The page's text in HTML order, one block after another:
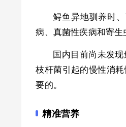
鲟鱼异地驯养时
病、真菌性疾病和寄生
国内目前尚未发
枝杆菌引起的慢性消
要的。
精准营养